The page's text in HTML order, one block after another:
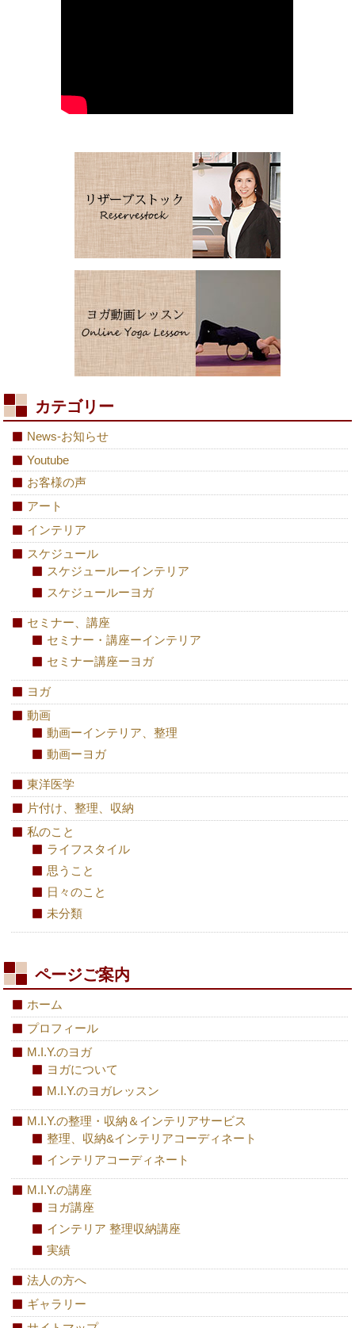
カテゴリー
News-お知らせ
Youtube
お客様の声
アート
インテリア
スケジュール
スケジュールーインテリア
スケジュールーヨガ
セミナー、講座
セミナー・講座ーインテリア
セミナー講座ーヨガ
ヨガ
動画
動画ーインテリア、整理
動画ーヨガ
東洋医学
片付け、整理、収納
私のこと
ライフスタイル
思うこと
日々のこと
未分類
ページご案内
ホーム
プロフィール
M.I.Y.のヨガ
ヨガについて
M.I.Y.のヨガレッスン
M.I.Y.の整理・収納＆インテリアサービス
整理、収納&インテリアコーディネート
インテリアコーディネート
M.I.Y.の講座
ヨガ講座
インテリア 整理収納講座
実績
法人の方へ
ギャラリー